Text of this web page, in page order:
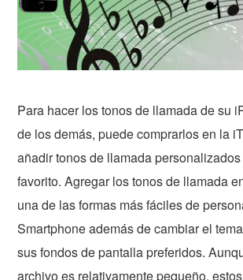
Para hacer los tonos de llamada de su
de los demás, puede comprarlos en la
añadir tonos de llamada
favorito. Agregar los tonos de llamada
una de las formas más fáciles de
Smartphone además de cambiar el
sus fondos de pantalla preferidos.
archivo es relativamente pequeño,